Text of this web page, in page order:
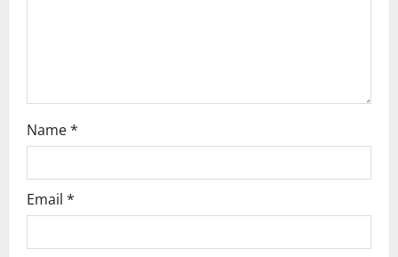
Name*
Email *